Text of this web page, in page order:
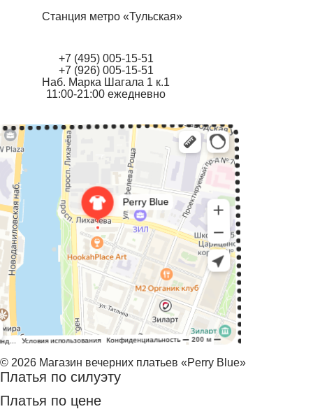
Станция метро «Тульская»
+7 (495) 005-15-51
+7 (926) 005-15-51
Наб. Марка Шагала 1 к.1
11:00-21:00 ежедневно
© 2026 Магазин вечерних платьев «Perry Blue»
Платья по силуэту
Платья по цене